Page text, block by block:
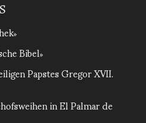
Bibel
Papstes Gregor XVII.
in El Palmar de